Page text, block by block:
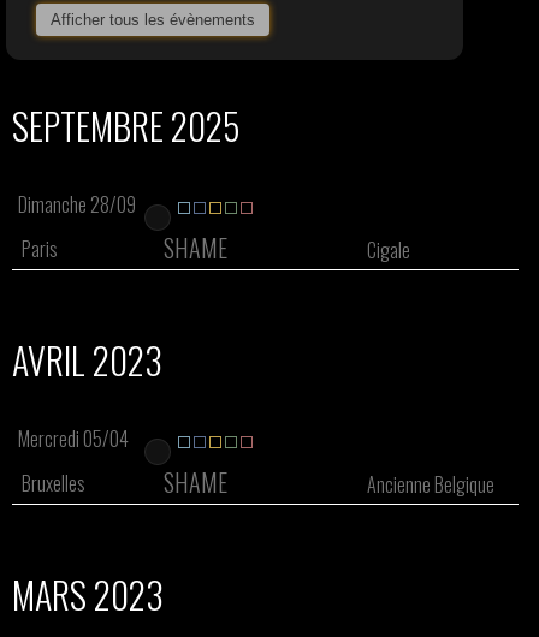
Afficher tous les évènements
SEPTEMBRE 2025
Dimanche 28/09
Paris
SHAME Cigale
AVRIL 2023
Mercredi 05/04
Bruxelles
SHAME Ancienne Belgique
MARS 2023